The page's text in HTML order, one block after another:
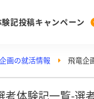
験記投稿キャンペーン
Post
投稿する
ランキン
注目の企
画の就活情報 飛竜企
体験記一覧-選